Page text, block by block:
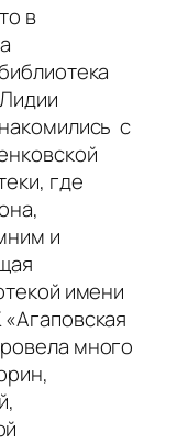
в
с
где
и
имени
много